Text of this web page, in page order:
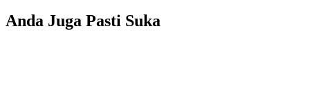
Anda Juga Pasti Suka